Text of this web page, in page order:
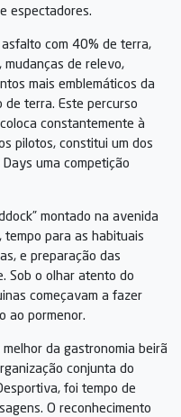
espectadores.
com 40% de terra,
de relevo,
mais emblemáticos da
terra. Este percurso
constantemente à
pilotos, constitui um dos
uma competição
montado na avenida
para as habituais
e preparação das
Sob o olhar atento do
começavam a fazer
ao pormenor.
da gastronomia beirã
conjunta do
foi tempo de
O reconhecimento